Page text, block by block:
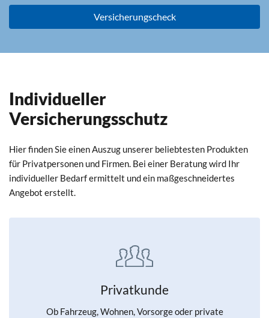
Versicherungscheck
Individueller
Versicherungsschutz
Hier finden Sie einen Auszug unserer beliebtesten Produkten
für Privatpersonen und Firmen. Bei einer Beratung wird Ihr
individueller Bedarf ermittelt und ein maßgeschneidertes
Angebot erstellt.
Privatkunde
Ob Fahrzeug, Wohnen, Vorsorge oder private